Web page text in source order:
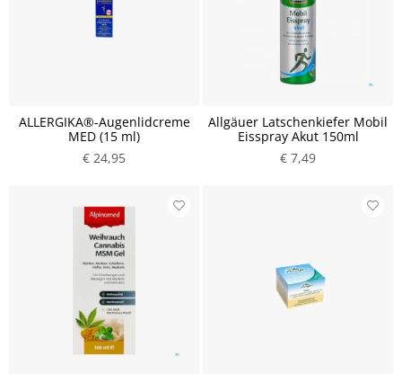
ALLERGIKA®-Augenlidcreme
MED (15 ml)
€ 24,95
Allgäuer Latschenkiefer Mobil
Eisspray Akut 150ml
€ 7,49